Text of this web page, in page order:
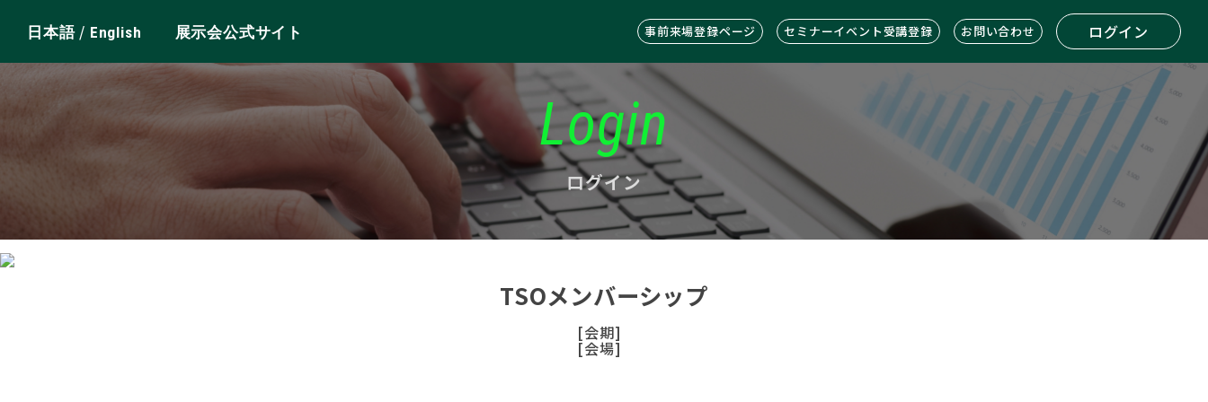
日本語/ English 展示会公式サイト 事前来場登録ページ セミナーイベント受講登録 お問い合わせ ログイン
Login
ログイン
TSOメンバーシップ
[会期]
[会場]